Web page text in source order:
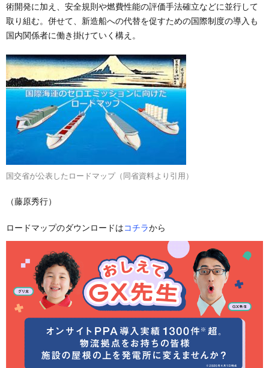
術開発に加え、安全規則や燃費性能の評価手法確立などに並行して
取り組む。併せて、新造船への代替を促すための国際制度の導入も
国内関係者に働き掛けていく構え。
国交省が公表したロードマップ（同省資料より引用）
（藤原秀行）
ロードマップのダウンロードはコチラから